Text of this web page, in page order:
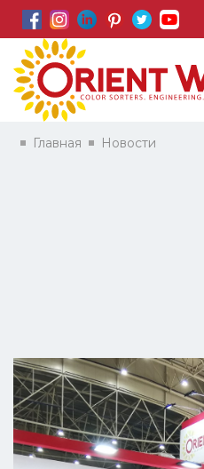
Главная Новости